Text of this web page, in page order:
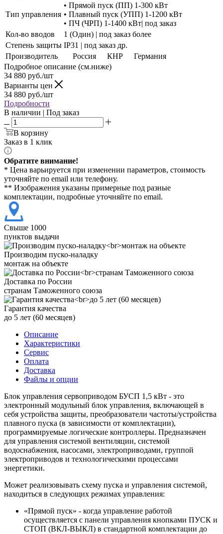
Тип управления
• Прямой пуск (ПП) 1-300 кВт
• Плавный пуск (УПП) 1-1200 кВт
• ПЧ (ЧРП) 1-1400 кВт| под заказ
Кол-во вводов
1 (Один) | под заказ более
Степень защиты IP31 | под заказ др.
Производитель
Россия КНР
Германия
Подробное описание (см.ниже)
34 880 руб./шт
Варианты цен
34 880 руб./шт
Подробности
В наличии | Под заказ
В корзину
Заказ в 1 клик
Обратите внимание!
* Цена варьируется при изменении параметров, стоимость
уточняйте по email или телефону.
** Изображения указаны примерные под разные
комплектации, подробные уточняйте по email.
Свыше 1000
пунктов выдачи
Производим пуско-наладку
монтаж на объекте
Доставка по России
странам Таможенного союза
Гарантия качества
до 5 лет (60 месяцев)
Описание
Характеристики
Сервис
Оплата
Доставка
Файлы и опции
Блок управления сервоприводом БУСП 1,5 кВт - это
электронный модульный блок управления, включающей в
себя устройства защиты, преобразователи частоты/устройства
плавного пуска (в зависимости от комплектации),
программируемые логические контроллеры. Предназначен
для управления системой вентиляции, системой
водоснабжения, насосами, электроприводами, группой
электроприводов и технологическими процессами
энергетики.
Может реализовывать схему пуска и управления системой,
находиться в следующих режимах управления:
«Прямой пуск» - когда управление работой
осуществляется с панели управления кнопками ПУСК и
СТОП (ВКЛ-ВЫКЛ) в стандартной комплектации до